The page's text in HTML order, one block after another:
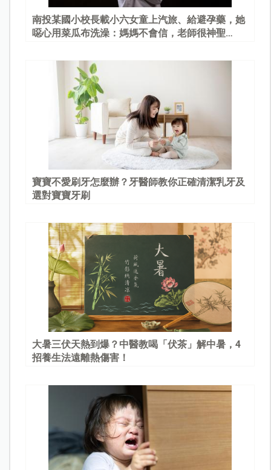
南投某國小校長載小六女童上汽旅、給避孕藥，她
噁心用菜瓜布洗澡：媽媽不會信，老師很神聖…
寶寶不愛刷牙怎麼辦？牙醫師教你正確清潔乳牙及
選對寶寶牙刷
大暑三伏天熱到爆？中醫教喝「伏茶」解中暑，4
招養生法遠離熱傷害！